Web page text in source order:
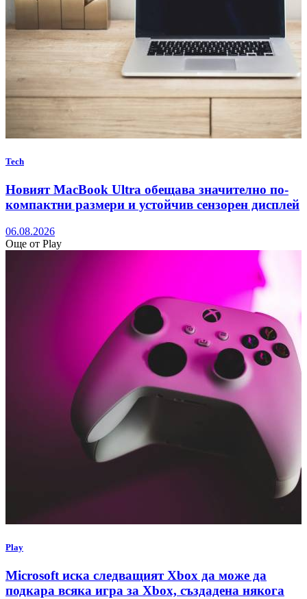
Tech
Новият MacBook Ultra обещава значително по-
компактни размери и устойчив сензорен дисплей
06.08.2026
Още от Play
Play
Microsoft иска следващият Xbox да може да
подкара всяка игра за Xbox, създадена някога